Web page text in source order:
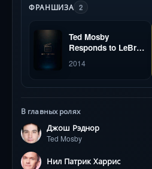
повествование прыгает между
визуальные находки — от
до фирменных коктейлей в
создают интригу. Главная
привели к *ней*? Комедийный
ностальгией, иронией и
ФРАНШИЗА 2
Ted Mosby
Responds to LeBron
to Cleveland
2014
В главных ролях
Джош Рэднор
Ted Mosby
Нил Патрик Харрис